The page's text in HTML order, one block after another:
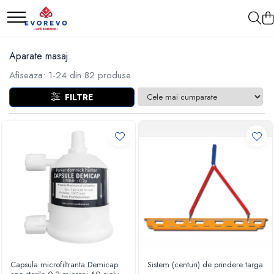
Medical
Nebulizatoare
Concentratoare oxigen
Pulsoximetrie
Pulsoximetre
Cabluri extensie
Capnometre
Lampi operatie
Negatoscoape
Holter EKG
Perfuzomate
Metrologie
Termometre
Higrometre
Termohigrometre
Cronometre
Aparate masaj
Afiseaza: 1-24 din 82 produse
FILTRE
Capsula microfiltranta Demicap
Sistem (centuri) de prindere targa